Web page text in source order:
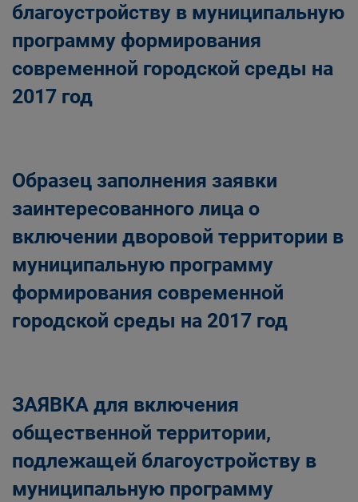
благоустройству в муниципальную
программу формирования
современной городской среды на
2017 год
Образец заполнения заявки
заинтересованного лица о
включении дворовой территории в
муниципальную программу
формирования современной
городской среды на 2017 год
ЗАЯВКА для включения
общественной территории,
подлежащей благоустройству в
муниципальную программу